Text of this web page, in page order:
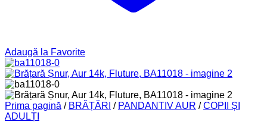
Adaugă la Favorite
Prima pagină / BRĂȚĂRI / PANDANTIV AUR / COPII ȘI
ADULȚI